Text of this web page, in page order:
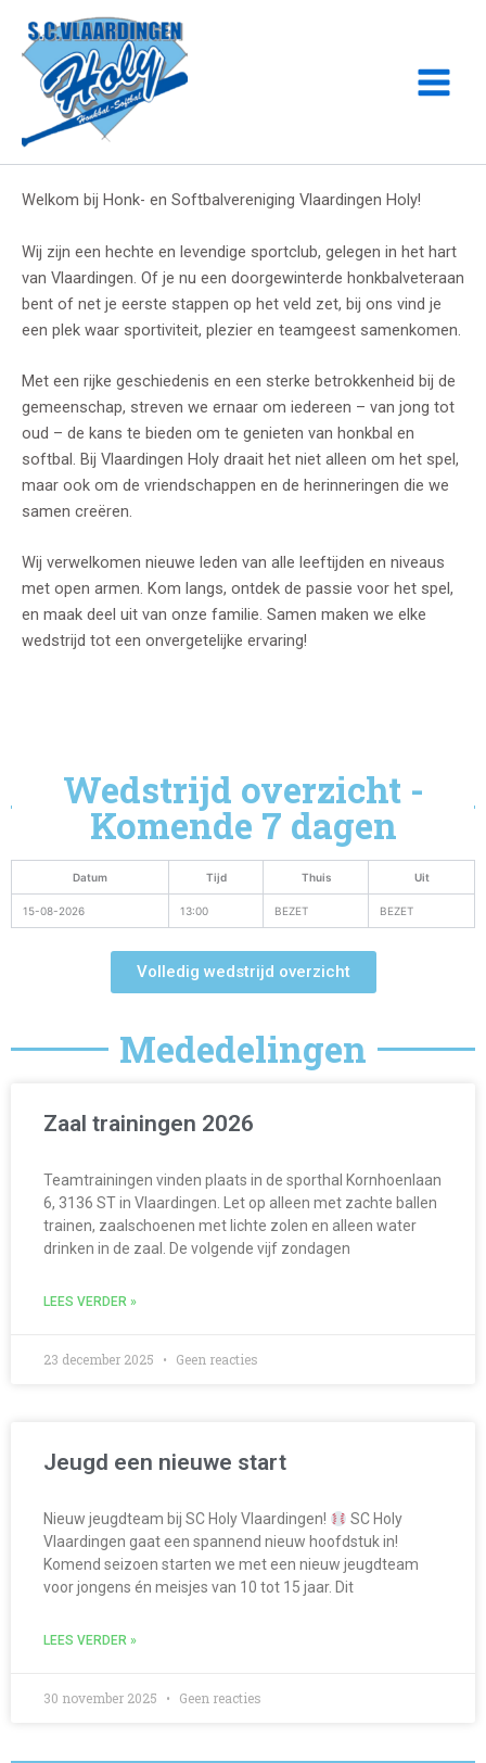
naar
inhoud
Welkom bij Honk- en Softbalvereniging Vlaardingen Holy!
Wij zijn een hechte en levendige sportclub, gelegen in het hart
van Vlaardingen. Of je nu een doorgewinterde honkbalveteraan
bent of net je eerste stappen op het veld zet, bij ons vind je
een plek waar sportiviteit, plezier en teamgeest samenkomen.
Met een rijke geschiedenis en een sterke betrokkenheid bij de
gemeenschap, streven we ernaar om iedereen – van jong tot
oud – de kans te bieden om te genieten van honkbal en
softbal. Bij Vlaardingen Holy draait het niet alleen om het spel,
maar ook om de vriendschappen en de herinneringen die we
samen creëren.
Wij verwelkomen nieuwe leden van alle leeftijden en niveaus
met open armen. Kom langs, ontdek de passie voor het spel,
en maak deel uit van onze familie. Samen maken we elke
wedstrijd tot een onvergetelijke ervaring!
Wedstrijd overzicht -
Komende 7 dagen
Datum Tijd Thuis Uit
15-08-2026 13:00 BEZET BEZET
Volledig wedstrijd overzicht
Mededelingen
Zaal trainingen 2026
Teamtrainingen vinden plaats in de sporthal Kornhoenlaan
6, 3136 ST in Vlaardingen. Let op alleen met zachte ballen
trainen, zaalschoenen met lichte zolen en alleen water
drinken in de zaal. De volgende vijf zondagen
LEES VERDER »
23 december 2025 Geen reacties
Jeugd een nieuwe start
Nieuw jeugdteam bij SC Holy Vlaardingen!
SC Holy
Vlaardingen gaat een spannend nieuw hoofdstuk in!
Komend seizoen starten we met een nieuw jeugdteam
voor jongens én meisjes van 10 tot 15 jaar. Dit
LEES VERDER »
30 november 2025 Geen reacties